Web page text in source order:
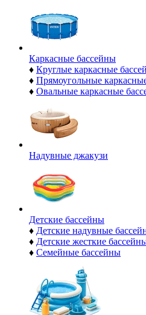
Каркасные бассейны
♦ Круглые каркасные
♦ Прямоугольные
♦ Овальные каркасные
Надувные джакузи
Детские бассейны
♦ Детские надувные
♦ Детские жесткие
♦ Семейные бассейны